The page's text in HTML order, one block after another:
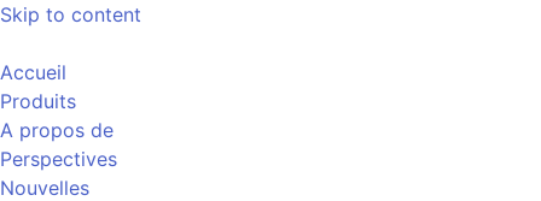
Skip to content
Accueil
Produits
A propos de
Perspectives
Nouvelles